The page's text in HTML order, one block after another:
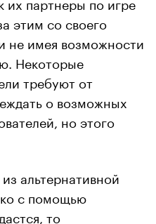
этим со своего
не имея возможности
Некоторые
требуют от
о возможных
но этого
альтернативной
с помощью
то